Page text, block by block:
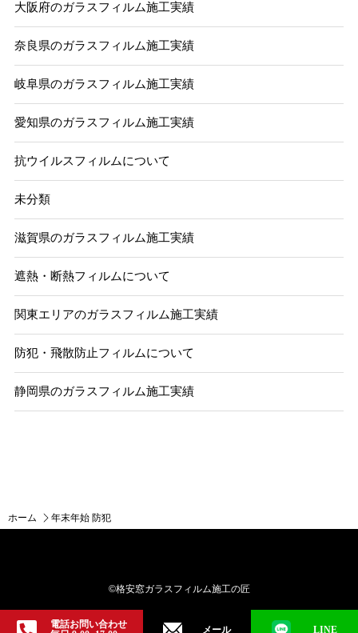
大阪府のガラスフィルム施工実績
奈良県のガラスフィルム施工実績
岐阜県のガラスフィルム施工実績
愛知県のガラスフィルム施工実績
抗ウイルスフィルムについて
未分類
滋賀県のガラスフィルム施工実績
遮熱・断熱フィルムについて
関東エリアのガラスフィルム施工実績
防犯・飛散防止フィルムについて
静岡県のガラスフィルム施工実績
ホーム 年末年始 防犯
電話お問い合わせ
メール LINE
©格安窓ガラスフィルム施工の匠